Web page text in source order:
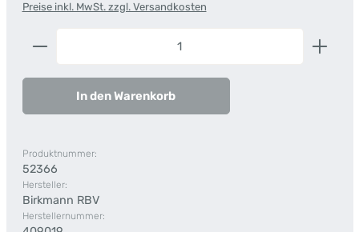
Preise inkl. MwSt. zzgl. Versandkosten
Produkt Anzahl: Gib den gewünschten Wert ein
In den Warenkorb
Produktnummer:
52366
Hersteller:
Birkmann RBV
Herstellernummer: